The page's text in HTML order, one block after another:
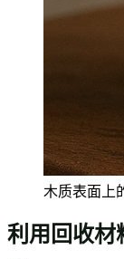
木质表面上
利用回收材